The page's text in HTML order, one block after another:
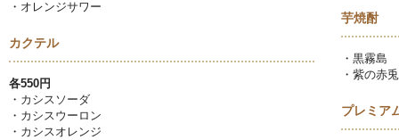
・オレンジサワー
カクテル
各550円
・カシスソーダ
・カシスウーロン
・カシスオレンジ
芋焼酎
・黒霧島
・紫の赤
プレミア